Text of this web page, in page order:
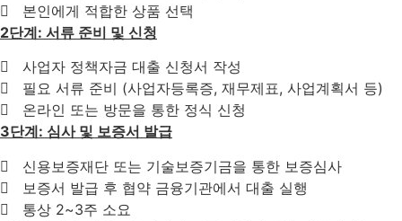
본인에게 적합한 상품 선택
2단계: 서류 준비 및 신청
사업자 정책자금 대출 신청서 작성
필요 서류 준비 (사업자등록증, 재무제표, 사업계획서 등)
온라인 또는 방문을 통한 정식 신청
3단계: 심사 및 보증서 발급
신용보증재단 또는 기술보증기금을 통한 보증심사
보증서 발급 후 협약 금융기관에서 대출 실행
통상 2~3주 소요